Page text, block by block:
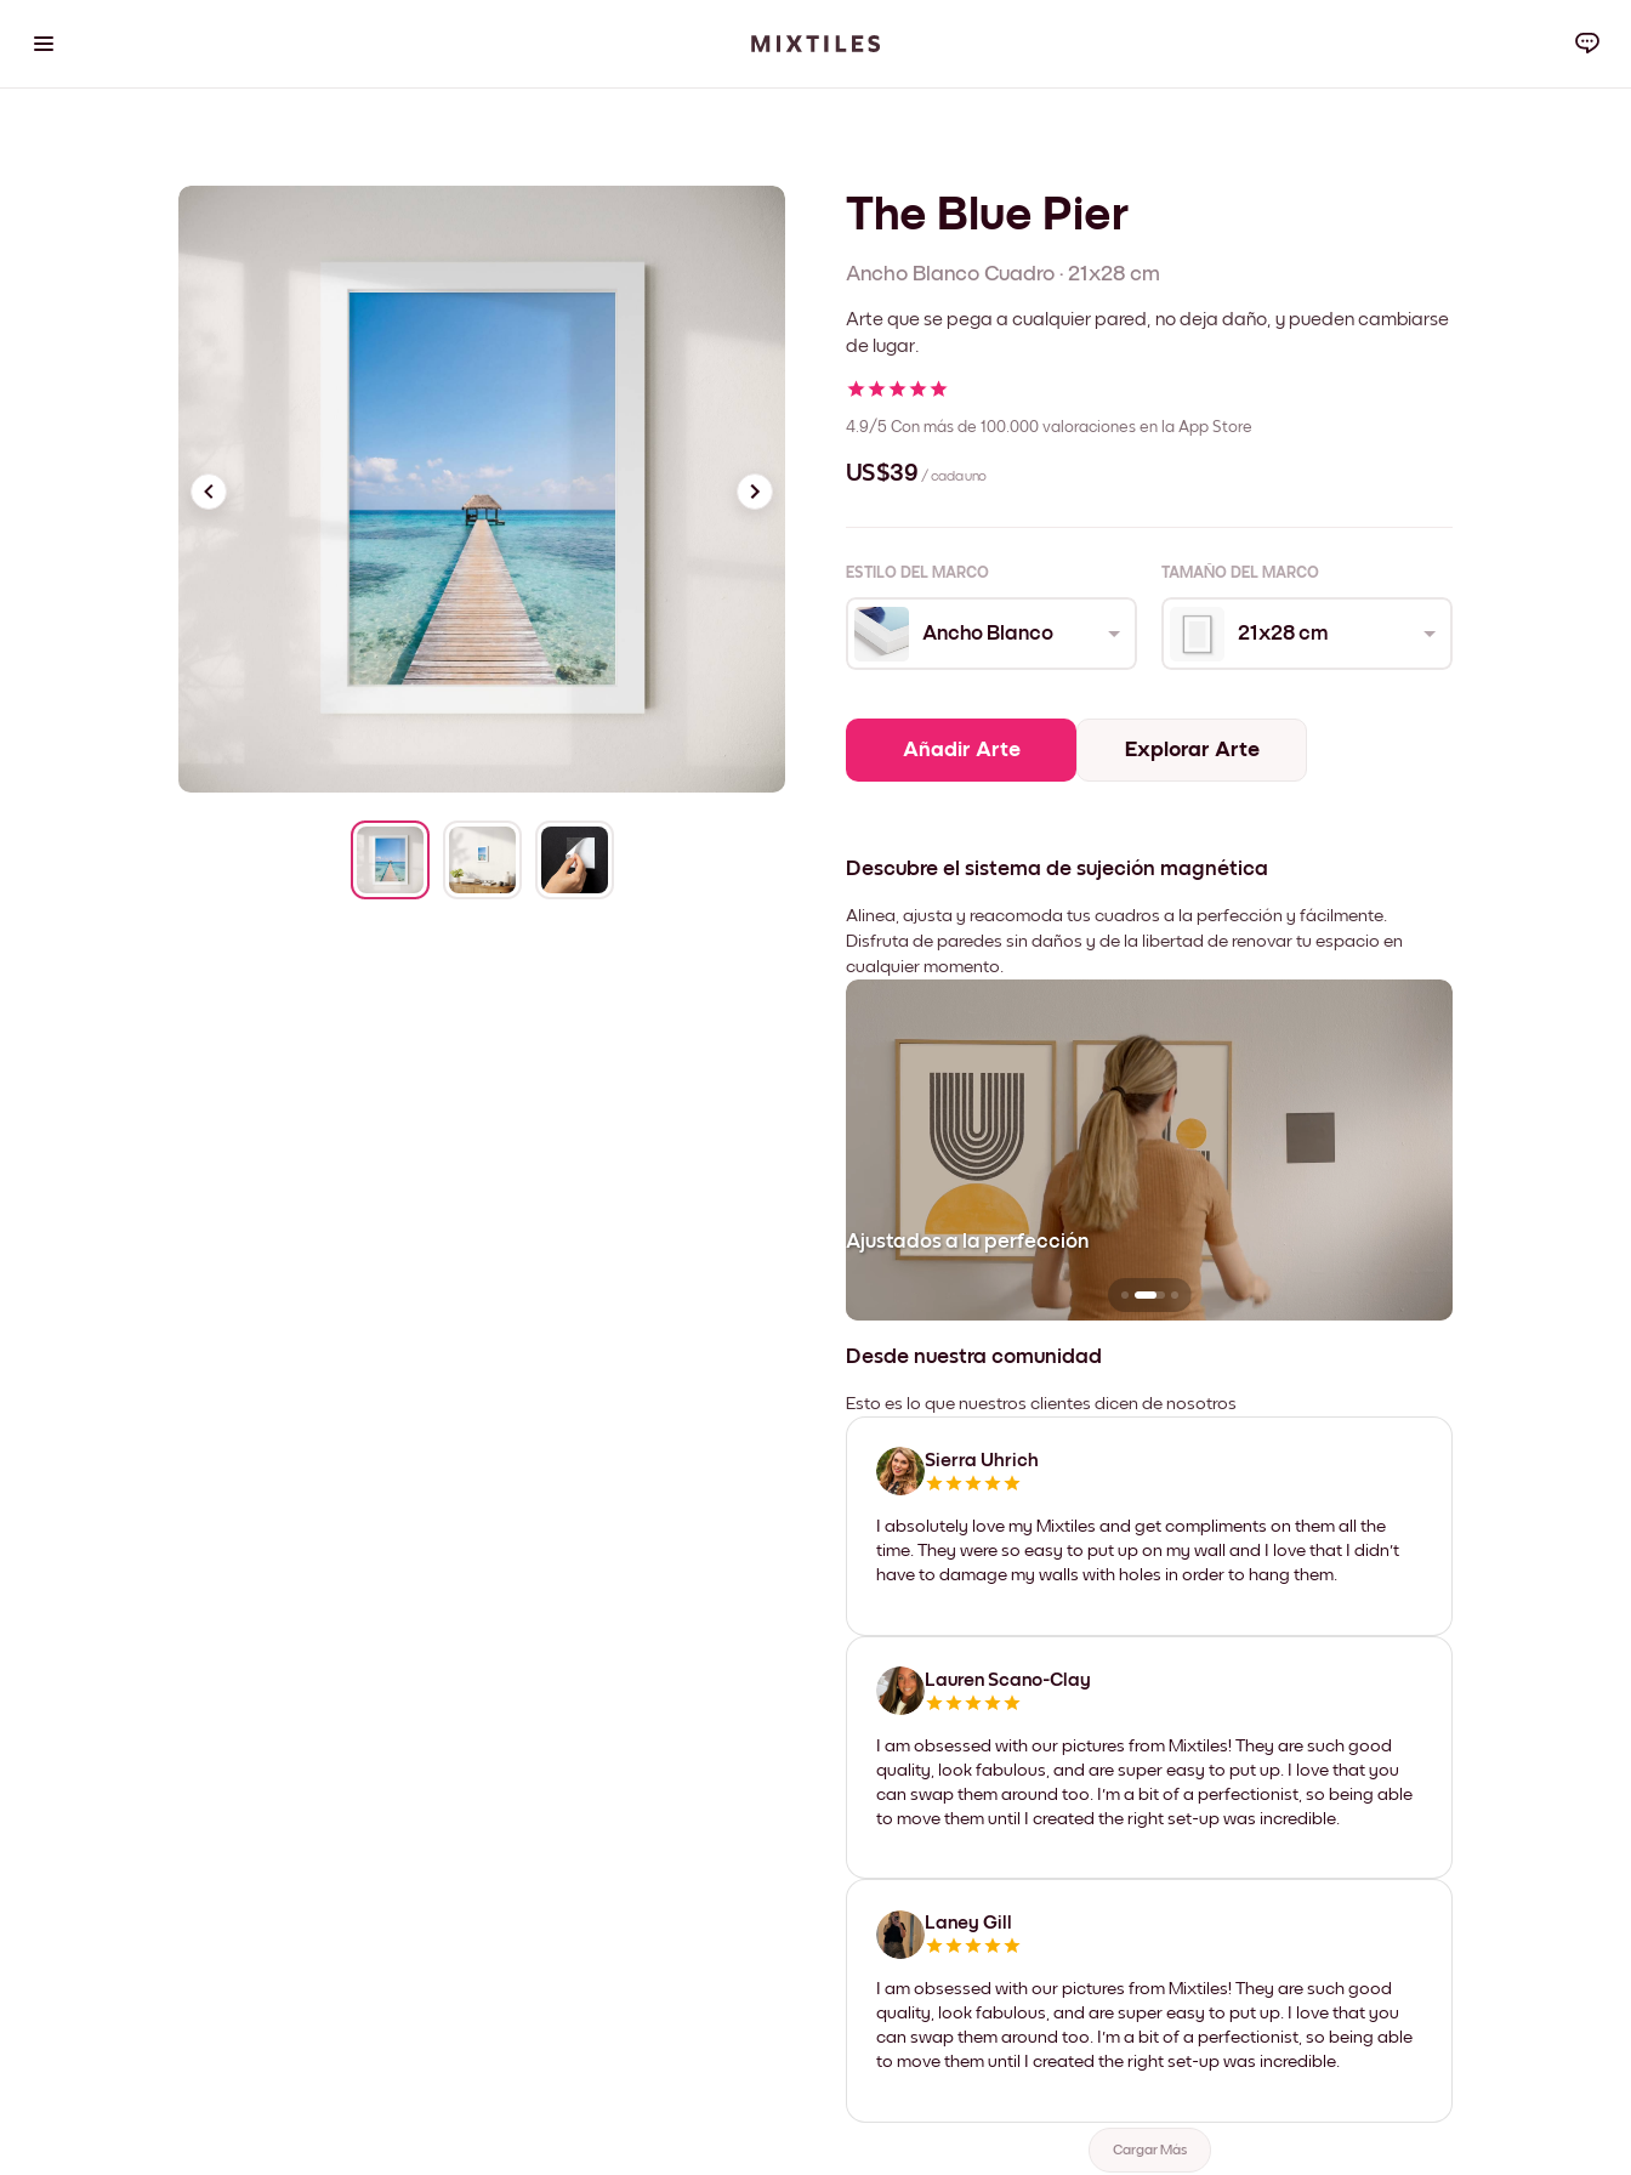
The Blue Pier
Ancho Blanco Cuadro · 21x28 cm
Arte que se pega a cualquier pared, no deja daño, y pueden cambiarse
de lugar.
4.9/5 Con más de 100.000 valoraciones en la App Store
US$39 / cada uno
ESTILO DEL MARCO TAMAÑO DEL MARCO
Ancho Blanco 21x28 cm
Añadir Arte Explorar Arte
Descubre el sistema de sujeción magnética
Alinea, ajusta y reacomoda tus cuadros a la perfección y fácilmente.
Disfruta de paredes sin daños y de la libertad de renovar tu espacio en
cualquier momento.
Ajustados a la perfección
Desde nuestra comunidad
Esto es lo que nuestros clientes dicen de nosotros
Sierra Uhrich
I absolutely love my Mixtiles and get compliments on them all the
time. They were so easy to put up on my wall and I love that I didn't
have to damage my walls with holes in order to hang them.
Lauren Scano-Clay
I am obsessed with our pictures from Mixtiles! They are such good
quality, look fabulous, and are super easy to put up. I love that you
can swap them around too. I'm a bit of a perfectionist, so being able
to move them until I created the right set-up was incredible.
Laney Gill
I am obsessed with our pictures from Mixtiles! They are such good
quality, look fabulous, and are super easy to put up. I love that you
can swap them around too. I'm a bit of a perfectionist, so being able
to move them until I created the right set-up was incredible.
Cargar Más